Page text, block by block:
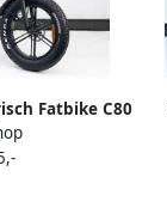
Fatbike C80
Rijklaar
fatbike 2